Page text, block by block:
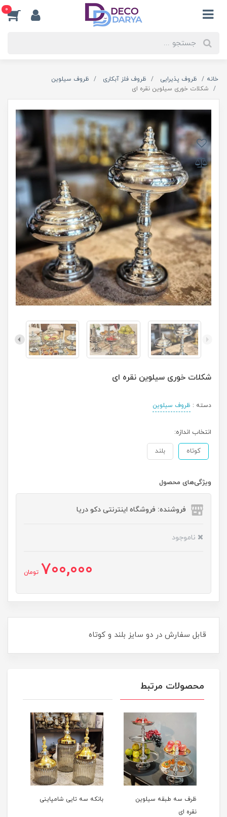
0
خانه ظروف پذیرایی ظروف فلز آبکاری
ظروف سیلوین
شکلات خوری سیلوین نقره ای
شکلات خوری سیلوین نقره ای
دسته : ظروف سیلوین
انتخاب اندازه:
کوتاه بلند
ویژگی‌های محصول
فروشنده: فروشگاه اینترنتی دکو دریا
ناموجود
700,000 تومان
قابل سفارش در دو سایز بلند و‌ کوتاه
محصولات مرتبط
ظرف سه طبقه سیلوین
نقره ای
بانکه سه تایی شامپاینی